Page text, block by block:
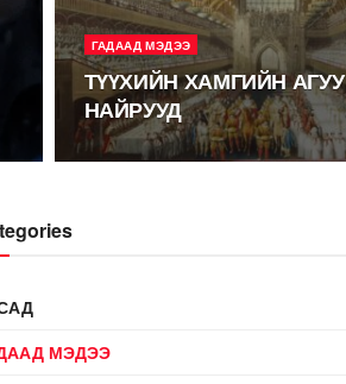
ГАДААД МЭДЭЭ
ТҮҮХИЙН ХАМГИЙН АГУУ
НАЙРУУД
МЭДЭЭ